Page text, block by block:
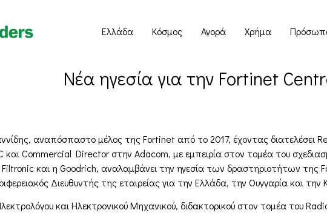
Ελλάδα Κόσμος Αγορά Χρήμα
Νέα ηγεσία για την Fortinet
αναπόσπαστο μέλος της Fortinet από το 2017, έχοντας
και Commercial Director στην Adacom, με εμπειρία στον τομέα του
και η Goodrich, αναλαμβάνει την ηγεσία των δραστηριοτήτων της
Διευθυντής της εταιρείας για την Ελλάδα, την Ουγγαρία και την
και Ηλεκτρονικού Μηχανικού, διδακτορικού στον τομέα του